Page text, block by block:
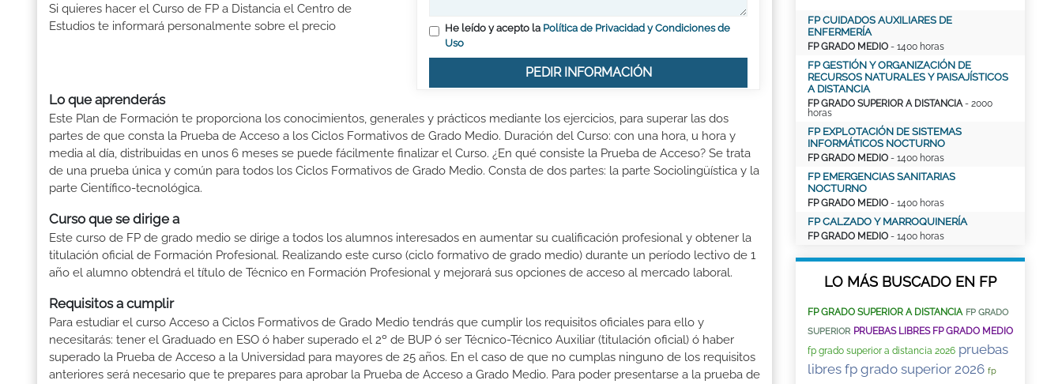
Si quieres hacer el Curso de FP a Distancia el Centro de
Estudios te informará personalmente sobre el precio
He leído y acepto la Política de Privacidad y Condiciones de
Uso
PEDIR INFORMACIÓN
Lo que aprenderás
Este Plan de Formación te proporciona los conocimientos, generales y prácticos mediante los ejercicios, para superar las dos
partes de que consta la Prueba de Acceso a los Ciclos Formativos de Grado Medio. Duración del Curso: con una hora, u hora y
media al día, distribuidas en unos 6 meses se puede fácilmente finalizar el Curso. ¿En qué consiste la Prueba de Acceso? Se trata
de una prueba única y común para todos los Ciclos Formativos de Grado Medio. Consta de dos partes: la parte Sociolingüística y la
parte Científico-tecnológica.
Curso que se dirige a
Este curso de FP de grado medio se dirige a todos los alumnos interesados en aumentar su cualificación profesional y obtener la
titulación oficial de Formación Profesional. Realizando este curso (ciclo formativo de grado medio) durante un período lectivo de 1
año el alumno obtendrá el título de Técnico en Formación Profesional y mejorará sus opciones de acceso al mercado laboral.
Requisitos a cumplir
Para estudiar el curso Acceso a Ciclos Formativos de Grado Medio tendrás que cumplir los requisitos oficiales para ello y
necesitarás: tener el Graduado en ESO ó haber superado el 2º de BUP ó ser Técnico-Técnico Auxiliar (titulación oficial) ó haber
superado la Prueba de Acceso a la Universidad para mayores de 25 años. En el caso de que no cumplas ninguno de los requisitos
anteriores será necesario que te prepares para aprobar la Prueba de Acceso a Grado Medio. Para poder presentarse a la prueba de
FP CUIDADOS AUXILIARES DE
ENFERMERÍA
FP GRADO MEDIO - 1400 horas
FP GESTIÓN Y ORGANIZACIÓN DE
RECURSOS NATURALES Y PAISAJÍSTICOS
A DISTANCIA
FP GRADO SUPERIOR A DISTANCIA- 2000
horas
FP EXPLOTACIÓN DE SISTEMAS
INFORMÁTICOS NOCTURNO
FP GRADO MEDIO - 1400 horas
FP EMERGENCIAS SANITARIAS
NOCTURNO
FP GRADO MEDIO - 1400 horas
FP CALZADO Y MARROQUINERÍA
FP GRADO MEDIO - 1400 horas
LO MÁS BUSCADO EN FP
FP GRADO SUPERIOR A DISTANCIA FP GRADO
SUPERIOR PRUEBAS LIBRES FP GRADO MEDIO
fp grado superior a distancia 2026 pruebas
libres fp grado superior 2026 fp